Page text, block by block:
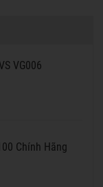
VG006
Chính Hãng